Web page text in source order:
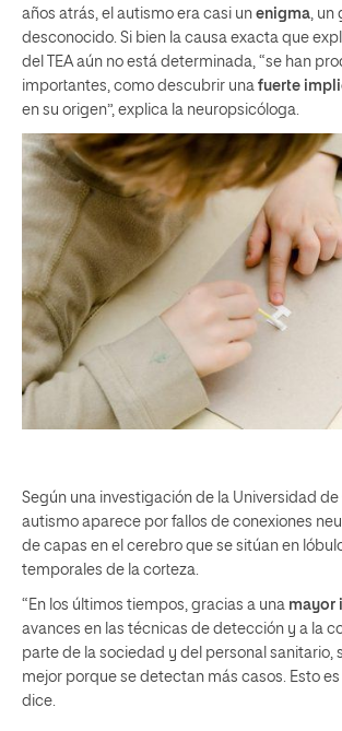
años atrás, el autismo era casi un enigma, un
desconocido. Si bien la causa exacta que
del TEA aún no está determinada, “se han
importantes, como descubrir una fuerte
en su origen”, explica la neuropsicóloga.
Según una investigación de la Universidad de
autismo aparece por fallos de conexiones
de capas en el cerebro que se sitúan en
temporales de la corteza.
“En los últimos tiempos, gracias a una mayor
avances en las técnicas de detección y a la
parte de la sociedad y del personal sanitario,
mejor porque se detectan más casos. Esto es
dice.